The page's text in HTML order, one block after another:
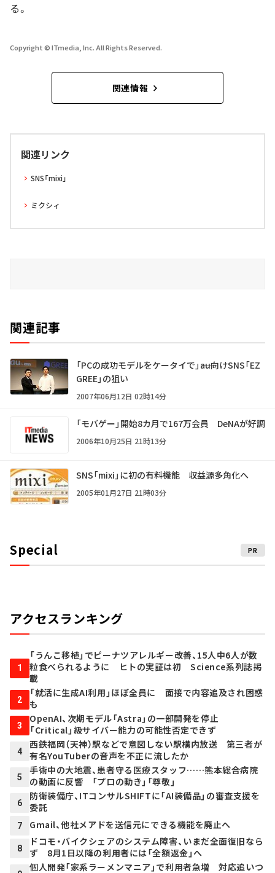
る。
Copyright © ITmedia, Inc. All Rights Reserved.
関連情報
関連リンク
SNS「mixi」
ミクシィ
関連記事
「PCの成功モデルをケータイで」――au向けSNS「EZ
GREE」の狙い
2007年06月12日 02時14分
「モバゲー」開始8カ月で167万会員 DeNAが好調
2006年10月25日 21時13分
SNS「mixi」に初の有料機能 収益源多角化へ
2005年01月27日 21時03分
Special PR
アクセスランキング
1
「うんこ移植」でピーナツアレルギー改善、15人中6人が数
粒食べられるように ヒトの実証は初 Science系列誌掲
載
2
「就活に生成AI利用」ほぼ全員に 面接で内容追及され困惑
も
3
OpenAI、次期モデル「Astra」の一部開発を停止
「Critical」級サイバー能力の可能性否定できず
4
西鉄福岡（天神）駅などで意図しない駅構内放送 第三者が
有名YouTuberの音声を不正に流したか
5
手術中の大地震、患者守る医療スタッフ……熊本総合病院
の動画に反響 「プロの動き」「尊敬」
6
防衛装備庁、ITコンサルSHIFTに「AI装備品」の審査支援を
委託
7 Gmail、他社メアドを送信元にできる機能を廃止へ
8
ドコモ・バイクシェアのシステム障害、いまだ全面復旧なら
ず 8月1日以降の利用者には「全額返金」へ
個人開発「家系ラーメンマニア」で利用者急増 対応追いつ